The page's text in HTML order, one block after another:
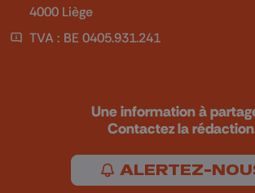
4000 Liège
TVA : BE 0405.931.241
Une information à
Contactez la
ALERTEZ-